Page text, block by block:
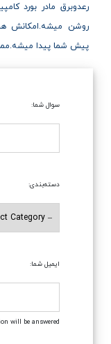
رعدوبرق مادر بورد
پیش شما پیدا
سوال شما:
دسته‌بندی:
ایمیل شما:
will be answered.